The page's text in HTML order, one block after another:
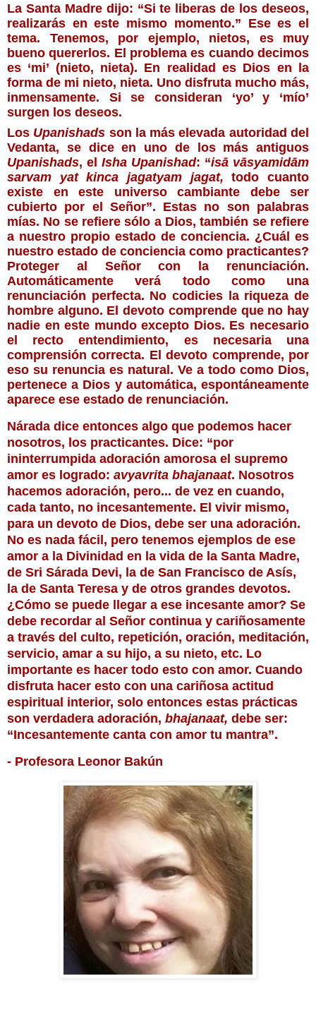
La Santa Madre dijo: “Si te liberas de los deseos,
realizarás en este mismo momento.” Ese es el
tema. Tenemos, por ejemplo, nietos, es muy
bueno quererlos. El problema es cuando decimos
es ‘mi’ (nieto, nieta). En realidad es Dios en la
forma de mi nieto, nieta. Uno disfruta mucho más,
inmensamente. Si se consideran ‘yo’ y ‘mío’
surgen los deseos.
Los Upanishads son la más elevada autoridad del
Upanishads, el Isha Upanishad: “isā vāsyamidām
sarvam yat kinca jagatyam jagat, todo cuanto
existe en este universo cambiante debe ser
cubierto por el Señor”. Estas no son palabras
mías. No se refiere sólo a Dios, también se refiere
a nuestro propio estado de conciencia. ¿Cuál es
nuestro estado de conciencia como practicantes?
Proteger al Señor con la renunciación.
Automáticamente verá todo como una
renunciación perfecta. No codicies la riqueza de
hombre alguno. El devoto comprende que no hay
nadie en este mundo excepto Dios. Es necesario
el recto entendimiento, es necesaria una
comprensión correcta. El devoto comprende, por
eso su renuncia es natural. Ve a todo como Dios,
pertenece a Dios y automática, espontáneamente
aparece ese estado de renunciación.
Nárada dice entonces algo que podemos hacer
nosotros, los practicantes. Dice: “por
ininterrumpida adoración amorosa el supremo
amor es logrado: avyavrita bhajanaat. Nosotros
hacemos adoración, pero... de vez en cuando,
cada tanto, no incesantemente. El vivir mismo,
para un devoto de Dios, debe ser una adoración.
No es nada fácil, pero tenemos ejemplos de ese
amor a la Divinidad en la vida de la Santa Madre,
de Sri Sárada Devi, la de San Francisco de Asís,
la de Santa Teresa y de otros grandes devotos.
¿Cómo se puede llegar a ese incesante amor? Se
debe recordar al Señor continua y cariñosamente
a través del culto, repetición, oración, meditación,
servicio, amar a su hijo, a su nieto, etc. Lo
importante es hacer todo esto con amor. Cuando
disfruta hacer esto con una cariñosa actitud
espiritual interior, solo entonces estas prácticas
son verdadera adoración, bhajanaat, debe ser:
“Incesantemente canta con amor tu mantra”.
- Profesora Leonor Bakún